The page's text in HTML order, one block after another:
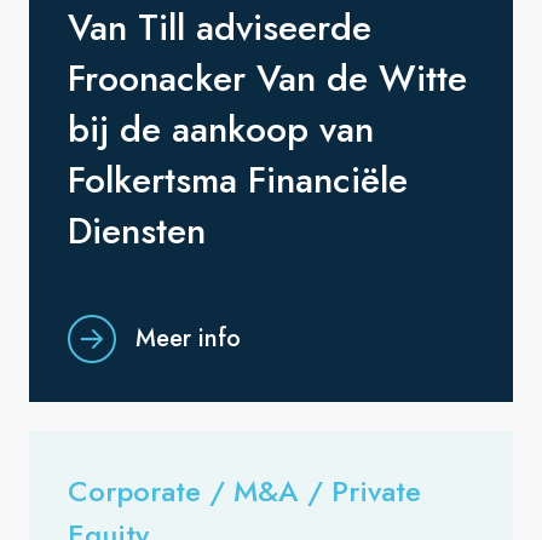
Van Till adviseerde
Froonacker Van de Witte
bij de aankoop van
Folkertsma Financiële
Diensten
Meer info
Corporate / M&A / Private